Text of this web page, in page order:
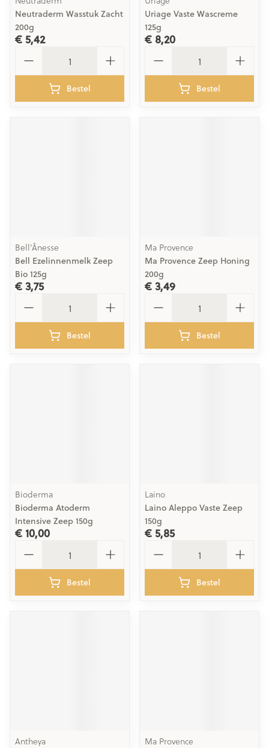
Neutraderm Wasstuk Zacht
200g
€ 5,42
Bestel
Uriage Vaste Wascreme
125g
€ 8,20
Bestel
Bell’Ânesse
Bell Ezelinnenmelk Zeep
Bio 125g
€ 3,75
Bestel
Ma Provence
Ma Provence Zeep Honing
200g
€ 3,49
Bestel
Bioderma
Bioderma Atoderm
Intensive Zeep 150g
€ 10,00
Bestel
Laino
Laino Aleppo Vaste Zeep
150g
€ 5,85
Bestel
Antheya Ma Provence